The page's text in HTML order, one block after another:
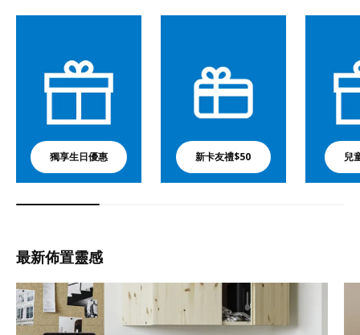
獨享生日優惠 新卡友禮$50 兒
最新佈置靈感